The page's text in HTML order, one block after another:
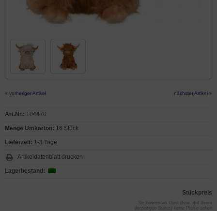
« vorheriger Artikel nächster Artikel »
Art.Nr.: 104470
Menge Umkarton: 16 Stück
Lieferzeit: 1-3 Tage
Artikeldatenblatt drucken
Lagerbestand:
Stückpreis
Sie können als Gast (bzw. mit Ihrem
derzeitigen Status) keine Preise sehen